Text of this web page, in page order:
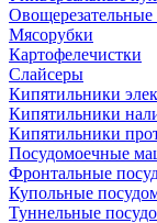
Мясорубки
Картофелечистки
Слайсеры
Кипятильники
Кипятильники
Кипятильники
Посудомоечные
Фронтальные
Купольные
Туннельные